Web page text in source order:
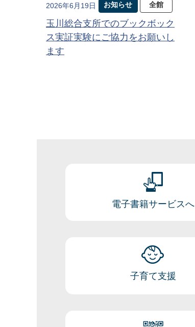
2026年6月19日 お知らせ 全館
玉川総合支所でのブックボック
ス実証実験にご協力をお願いし
ます
電子書籍サービスへ
子育て支援